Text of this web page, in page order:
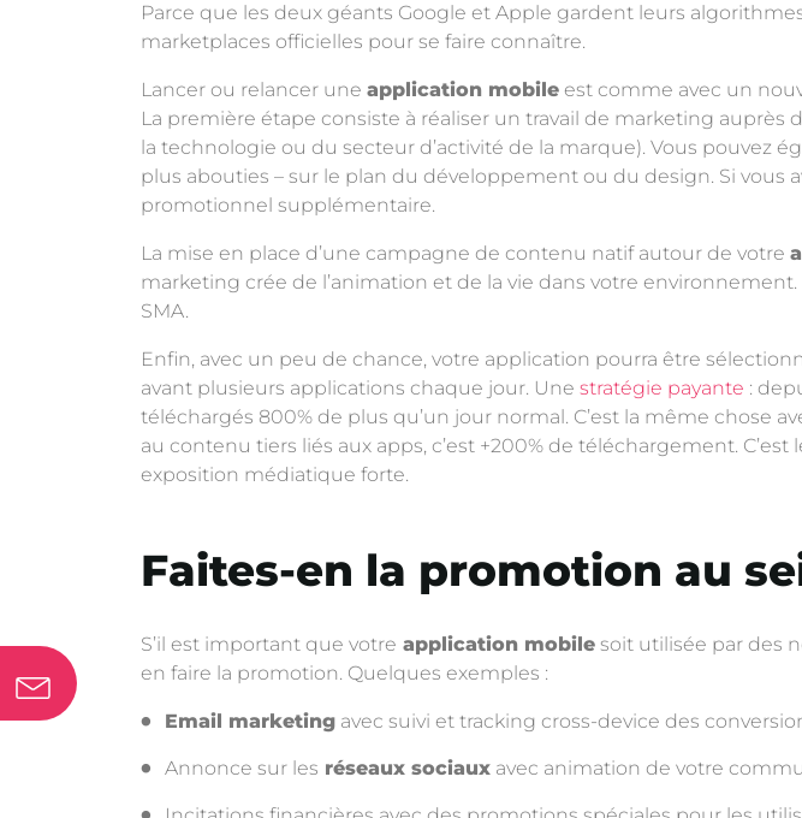
Parce que les deux géants Google et Apple gardent leurs
marketplaces officielles pour se faire connaître.
Lancer ou relancer une application mobile est comme avec un
La première étape consiste à réaliser un travail de marketing
la technologie ou du secteur d’activité de la marque). Vous pouvez
plus abouties – sur le plan du développement ou du design. Si vous
promotionnel supplémentaire.
La mise en place d’une campagne de contenu natif autour de votre
marketing crée de l’animation et de la vie dans votre
SMA.
Enfin, avec un peu de chance, votre application pourra être
avant plusieurs applications chaque jour. Une stratégie payante :
téléchargés 800% de plus qu’un jour normal. C’est la même chose
au contenu tiers liés aux apps, c’est +200% de téléchargement.
exposition médiatique forte.
Faites-en la promotion au
S’il est important que votre application mobile soit utilisée par des
en faire la promotion. Quelques exemples :
Email marketing avec suivi et tracking cross-device des
Annonce sur les réseaux sociaux avec animation de votre